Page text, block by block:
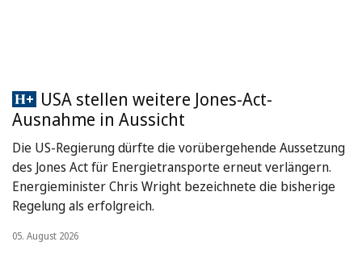
USA stellen weitere Jones-Act-
Ausnahme in Aussicht
Die US-Regierung dürfte die vorübergehende Aussetzung
des Jones Act für Energietransporte erneut verlängern.
Energieminister Chris Wright bezeichnete die bisherige
Regelung als erfolgreich.
05. August 2026